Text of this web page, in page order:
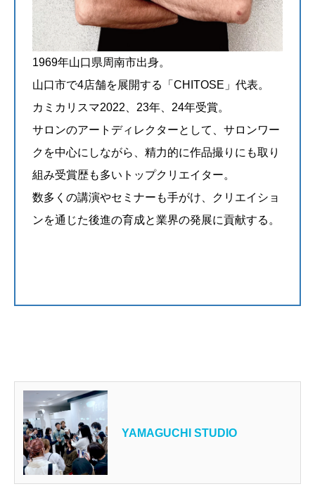
1969年山口県周南市出身。
山口市で4店舗を展開する「CHITOSE」代表。
カミカリスマ2022、23年、24年受賞。
サロンのアートディレクターとして、サロンワー
クを中心にしながら、精力的に作品撮りにも取り
組み受賞歴も多いトップクリエイター。
数多くの講演やセミナーも手がけ、クリエイショ
ンを通じた後進の育成と業界の発展に貢献する。
YAMAGUCHI STUDIO